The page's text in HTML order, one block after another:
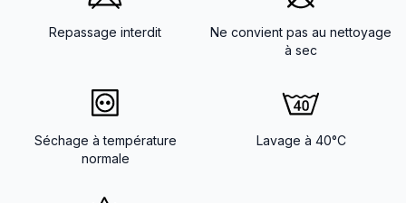
Repassage interdit
Ne convient pas au nettoyage
à sec
Séchage à température
normale
Lavage à 40°C